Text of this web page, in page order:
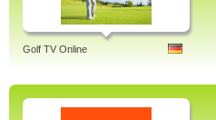
Golf TV Online